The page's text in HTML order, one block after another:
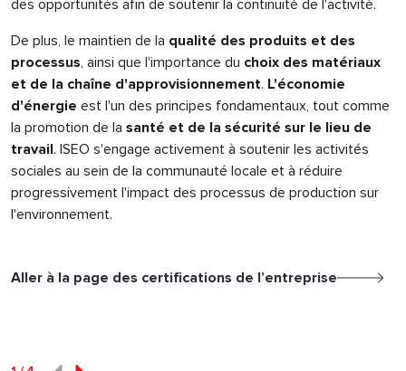
des opportunités afin de soutenir la continuité de l'activité.
De plus, le maintien de la qualité des produits et des
processus, ainsi que l'importance du choix des matériaux
et de la chaîne d'approvisionnement. L'économie
d'énergie est l'un des principes fondamentaux, tout comme
la promotion de la santé et de la sécurité sur le lieu de
travail. ISEO s'engage activement à soutenir les activités
sociales au sein de la communauté locale et à réduire
progressivement l'impact des processus de production sur
l'environnement.
Aller à la page des certifications de l’entreprise